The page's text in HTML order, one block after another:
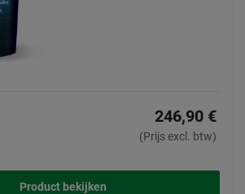
246,90 €
(Prijs excl. btw)
Product bekijken